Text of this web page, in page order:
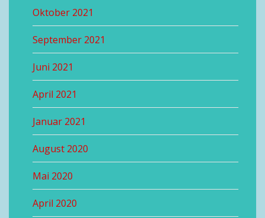
Oktober 2021
September 2021
Juni 2021
April 2021
Januar 2021
August 2020
Mai 2020
April 2020